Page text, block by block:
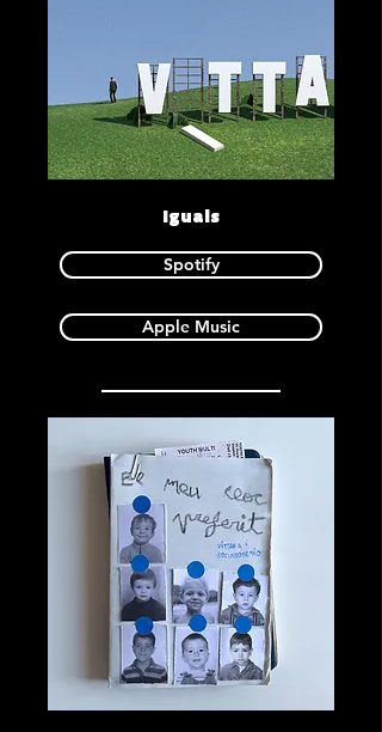
Iguals
Spotify
Apple Music